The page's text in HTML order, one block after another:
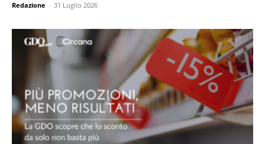
Redazione - 31 Luglio 2026